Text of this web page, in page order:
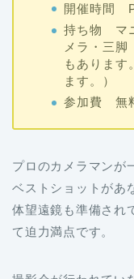
開催時間
持ち物 マ
メラ・三脚
もあります
ます。）
参加費 無
プロのカメラマンが
ベストショットがあ
体望遠鏡も準備され
て迫力満点です。